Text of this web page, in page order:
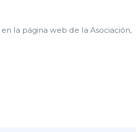
la página web de la Asociación,